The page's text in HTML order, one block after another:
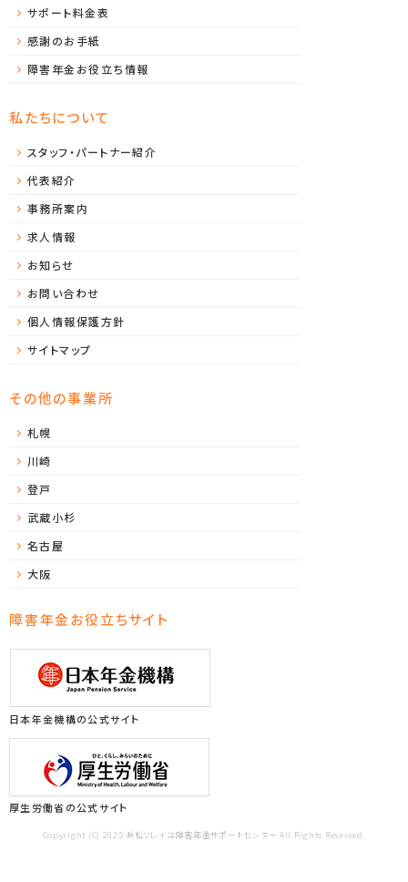
サポート料金表
感謝のお手紙
障害年金お役立ち情報
私たちについて
スタッフ・パートナー紹介
代表紹介
事務所案内
求人情報
お知らせ
お問い合わせ
個人情報保護方針
サイトマップ
その他の事業所
札幌
川崎
登戸
武蔵小杉
名古屋
大阪
障害年金お役立ちサイト
日本年金機構の公式サイト
厚生労働省の公式サイト
Copyright (C) 2025 浜松ソレイユ障害年金サポートセンター All Rights Reserved.